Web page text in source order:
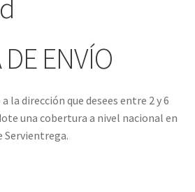
ENVÍO
la dirección que desees entre 2 y 6
una cobertura a nivel nacional en
Servientrega.